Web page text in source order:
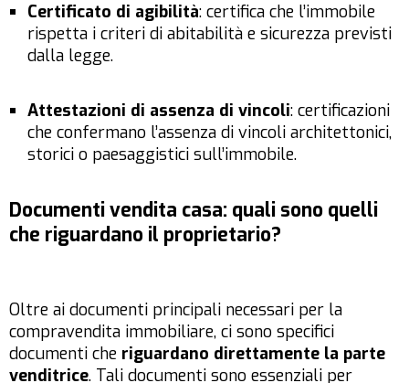
Certificato di agibilità: certifica che l’immobile
rispetta i criteri di abitabilità e sicurezza previsti
dalla legge.
Attestazioni di assenza di vincoli: certificazioni
che confermano l’assenza di vincoli architettonici,
storici o paesaggistici sull’immobile.
Documenti vendita casa: quali sono quelli
che riguardano il proprietario?
Oltre ai documenti principali necessari per la
compravendita immobiliare, ci sono specifici
documenti che riguardano direttamente la parte
venditrice. Tali documenti sono essenziali per